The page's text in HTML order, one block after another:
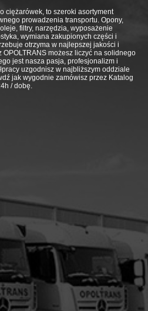
ciężarówek, to szeroki asortyment
prowadzenia transportu. Opony,
filtry, narzędzia, wyposażenie
wymiana zakupionych części i
otrzyma w najlepszej jakości i
OPOLTRANS możesz liczyć na solidnego
jest nasza pasja, profesjonalizm i
uzgodnisz w najbliższym oddziale
jak wygodnie zamówisz przez Katalog
/ dobę.